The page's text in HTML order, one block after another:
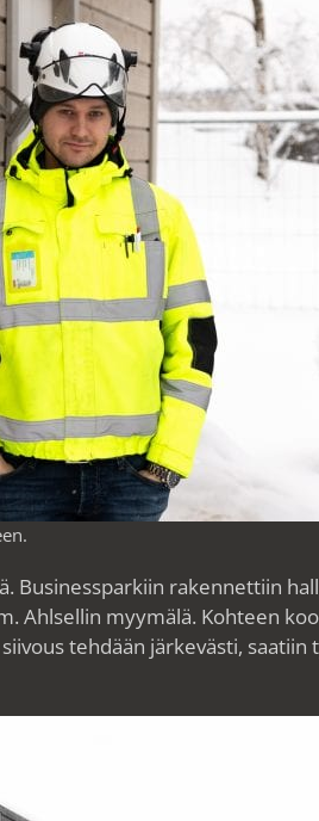
Businessparkiin rakennettiin
Ahlsellin myymälä. Kohteen
tehdään järkevästi, saatiin